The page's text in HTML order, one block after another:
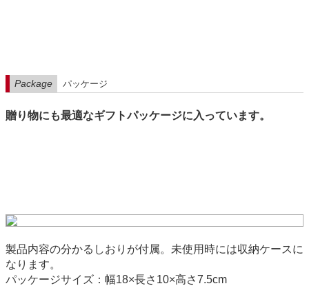
Package パッケージ
贈り物にも最適なギフトパッケージに入っています。
製品内容の分かるしおりが付属。未使用時には収納ケースに
なります。
パッケージサイズ：幅18×長さ10×高さ7.5cm